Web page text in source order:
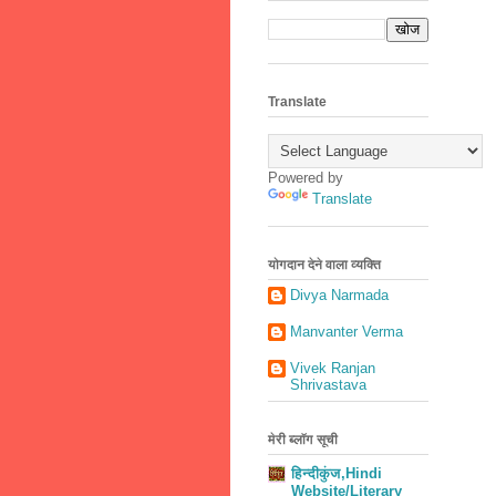
Translate
Powered by
Translate
योगदान देने वाला व्यक्ति
Divya Narmada
Manvanter Verma
Vivek Ranjan
Shrivastava
मेरी ब्लॉग सूची
हिन्दीकुंज,Hindi
Website/Literary